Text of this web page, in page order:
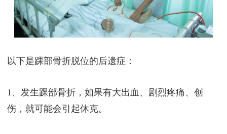
以下是踝部骨折脱位的后遗症：
1、发生踝部骨折，如果有大出血、剧烈疼痛、创
伤，就可能会引起休克。